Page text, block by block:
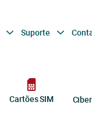
Suporte
Cartões SIM